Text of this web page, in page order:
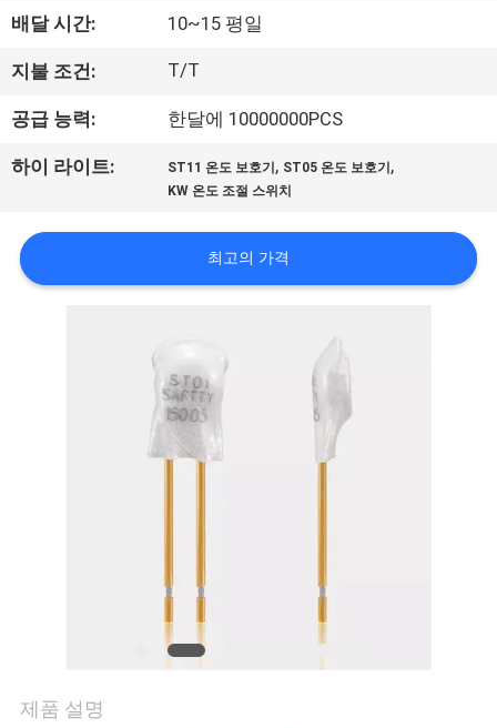
사
소
개
공
장
투
처
배달 시간: 10~15 평일
지불 조건: T/T
공급 능력: 한달에 10000000PCS
하이 라이트: ST11 온도 보호기 , ST05 온도 보호기 ,
KW 온도 조절 스위치
최고의 가격
제품 설명